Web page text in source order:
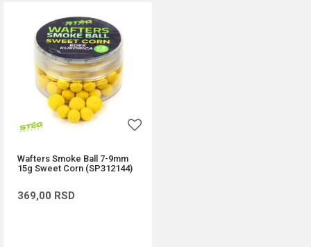
Wafters Smoke Ball 7-9mm
15g Sweet Corn (SP312144)
369,00 RSD